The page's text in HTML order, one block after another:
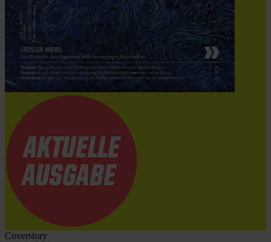
Coverstory